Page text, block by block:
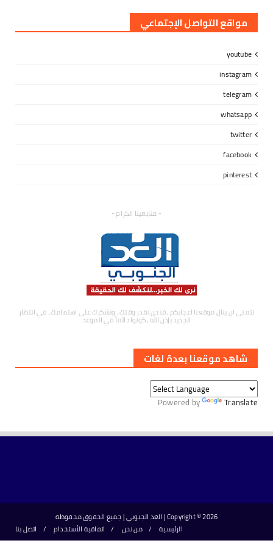
مواقع التواصل الإجتماعي
youtube
instagram
telegram
whatsapp
twitter
facebook
pinterest
- متابعينا الكرام -
نتمنى ان ينال موقعنا اعجابكم ، فنحن نقدر وقتك ، ونشكرك على اهتمامك ، في انتظار
الجديد بإذن الله ، كونوا دائماً في الموعد
شاهد موقعنا بعدة لغات
Powered by Translate
Copyright ©2026 | الغد الجنوبي | جميع الحقوق محفوظة
الرئيسية
من نحن اتفاقية الأستخدام اتصل بنا